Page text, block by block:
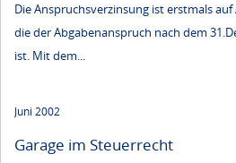
Die Anspruchsverzinsung ist erstmals
die der Abgabenanspruch nach dem
ist. Mit dem...
Juni 2002
Garage im Steuerrecht